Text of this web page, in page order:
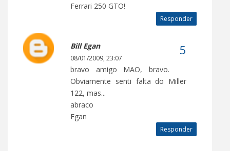
Ferrari 250 GTO!
Responder
Bill Egan
08/01/2009, 23:07
bravo amigo MAO, bravo.
Obviamente senti falta do Miller
122, mas...
abraco
Egan
Responder